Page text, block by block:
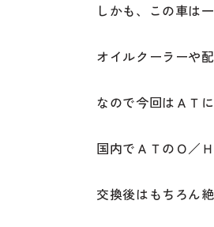
しかも、この車は
オイルクーラーや
なので今回はＡＴ
国内でＡＴのＯ／
交換後はもちろん絶